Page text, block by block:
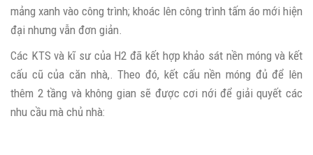
mảng xanh vào công trình; khoác lên công trình tấm áo mới hiện
đại nhưng vẫn đơn giản.
Các KTS và kĩ sư của H2 đã kết hợp khảo sát nền móng và kết
cấu cũ của căn nhà,. Theo đó, kết cấu nền móng đủ để lên
thêm 2 tầng và không gian sẽ được cơi nới để giải quyết các
nhu cầu mà chủ nhà: